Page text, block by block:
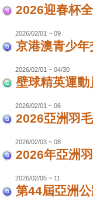
2026迎春杯
2026/02/01 ~ 09
京港澳青少
2026/02/01 ~ 04/30
壁球精英運
2026/02/01 ~ 06
2026亞洲羽
2026/02/03 ~ 08
2026年亞洲
2026/02/05 ~ 11
第44屆亞洲